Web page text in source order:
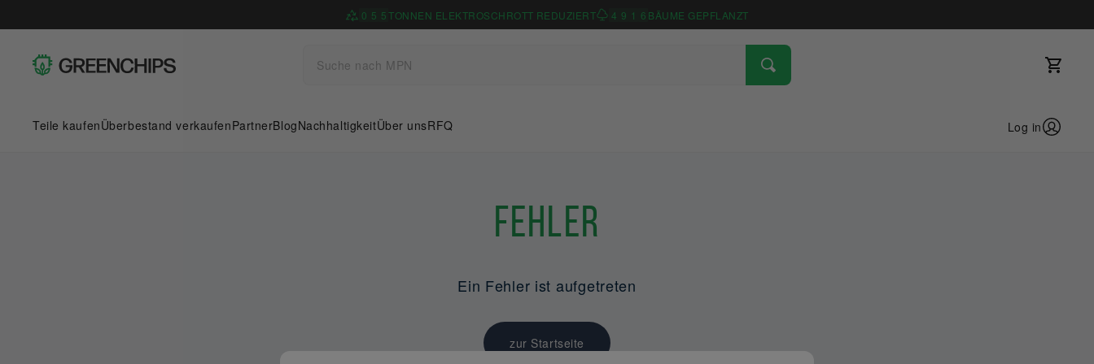
0 5 5 TONNEN ELEKTROSCHROTT REDUZIERT 4 9 1 6 BÄUME GEPFLANZT
Teile kaufenÜberbestand verkaufenPartnerBlogNachhaltigkeitÜber unsRFQ Log in
Fehler
Ein Fehler ist aufgetreten
zur Startseite